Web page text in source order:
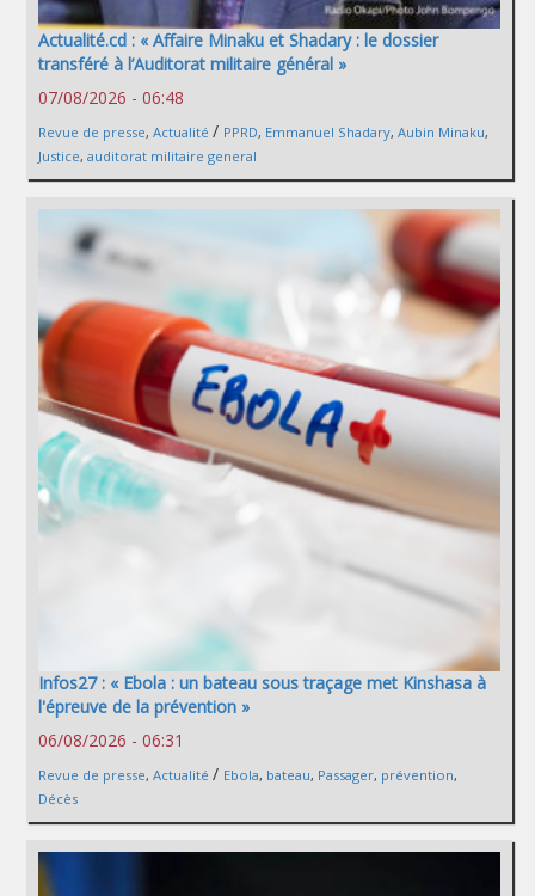
Actualité.cd : « Affaire Minaku et Shadary : le dossier
transféré à l’Auditorat militaire général »
07/08/2026 - 06:48
Revue de presse, Actualité / PPRD, Emmanuel Shadary, Aubin Minaku,
Justice, auditorat militaire general
Infos27 : « Ebola : un bateau sous traçage met Kinshasa à
l'épreuve de la prévention »
06/08/2026 - 06:31
Revue de presse, Actualité / Ebola, bateau, Passager, prévention,
Décès